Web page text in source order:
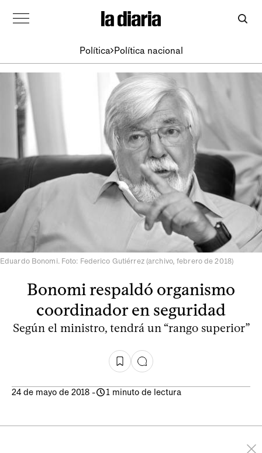
Política Política nacional
Eduardo Bonomi. Foto: Federico Gutiérrez (archivo, febrero de 2018)
Bonomi respaldó organismo
coordinador en seguridad
Según el ministro, tendrá un “rango superior”
24 de mayo de 2018 - 1 minuto de lectura